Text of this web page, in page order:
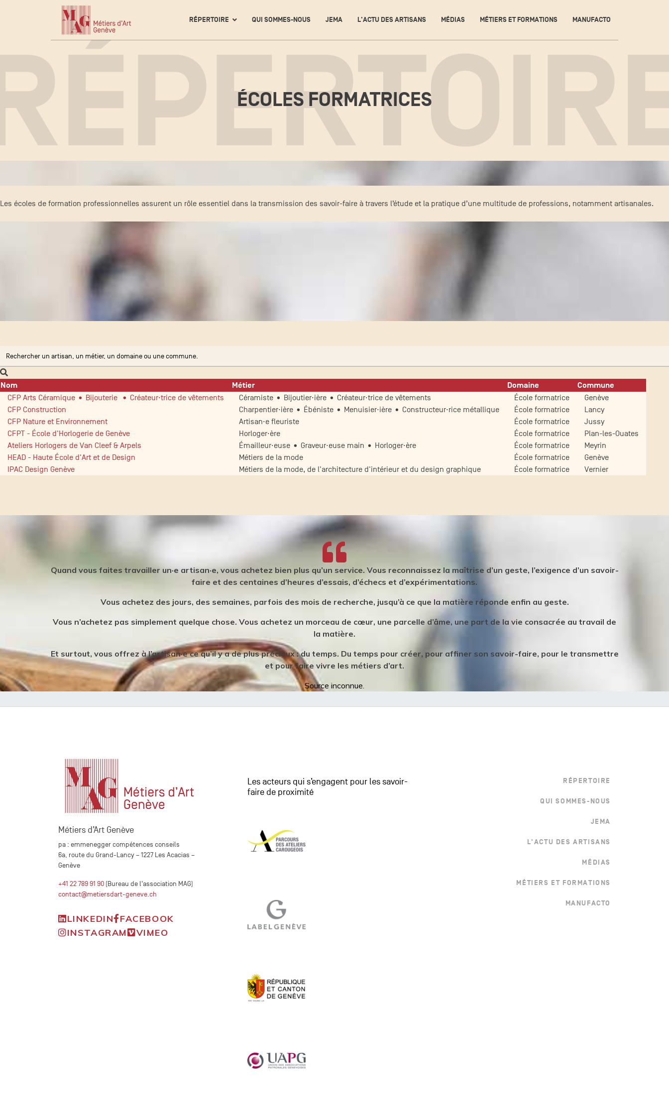
RÉPERTOIRE QUI SOMMES-NOUS JEMA L'ACTU DES ARTISANS MÉDIAS MÉTIERS ET FORMATIONS MANUFACTO
ÉCOLES FORMATRICES
Les écoles de formation professionnelles assurent un rôle essentiel dans la transmission des savoir-faire à travers l’étude et la pratique d’une multitude de professions, notamment artisanales.
Nom Métier Domaine Commune
CFP Arts Céramique • Bijouterie • Créateur·trice de vêtements Céramiste • Bijoutier·ière • Créateur·trice de vêtements École formatrice
Genève
CFP Construction
Charpentier·ière • Ébéniste • Menuisier·ière • Constructeur·rice métallique École formatrice
Lancy
CFP Nature et Environnement
Artisan·e fleuriste École formatrice
Jussy
CFPT - École d'Horlogerie de Genève
Horloger·ère École formatrice
Plan-les-Ouates
Ateliers Horlogers de Van Cleef & Arpels
Émailleur·euse • Graveur·euse main • Horloger·ère École formatrice
Meyrin
HEAD - Haute École d'Art et de Design
Métiers de la mode École formatrice
Genève
IPAC Design Genève
Métiers de la mode, de l'architecture d'intérieur et du design graphique École formatrice Vernier
Quand vous faites travailler un·e artisan·e, vous achetez bien plus qu’un service. Vous reconnaissez la maîtrise d’un geste, l’exigence d’un savoir-
faire et des centaines d’heures d’essais, d’échecs et d’expérimentations.
Vous achetez des jours, des semaines, parfois des mois de recherche, jusqu’à ce que la matière réponde enfin au geste.
Vous n’achetez pas simplement quelque chose. Vous achetez un morceau de cœur, une parcelle d’âme, une part de la vie consacrée au travail de
la matière.
Et surtout, vous offrez à l’artisan·e ce qu’il y a de plus précieux : du temps. Du temps pour créer, pour affiner son savoir-faire, pour le transmettre
et pour faire vivre les métiers d’art.
Source inconnue.
Métiers d’Art Genève
pa : emmenegger compétences conseils
6a, route du Grand-Lancy – 1227 Les Acacias –
Genève
+41 22 789 91 90 (Bureau de l'association MAG)
contact@metiersdart-geneve.ch
LINKEDIN FACEBOOK
INSTAGRAM
VIMEO
Les acteurs qui s’engagent pour les savoir-
faire de proximité
RÉPERTOIRE
QUI SOMMES-NOUS
JEMA
L'ACTU DES ARTISANS
MÉDIAS
MÉTIERS ET FORMATIONS
MANUFACTO